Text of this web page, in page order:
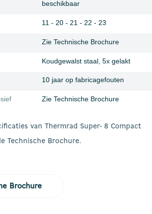
beschikbaar
11 - 20 - 21 - 22 - 23
Zie Technische Brochure
Koudgewalst staal, 5x gelakt
10 jaar op fabricagefouten
Zie Technische Brochure
van Thermrad Super- 8 Compact
Technische Brochure.
Brochure